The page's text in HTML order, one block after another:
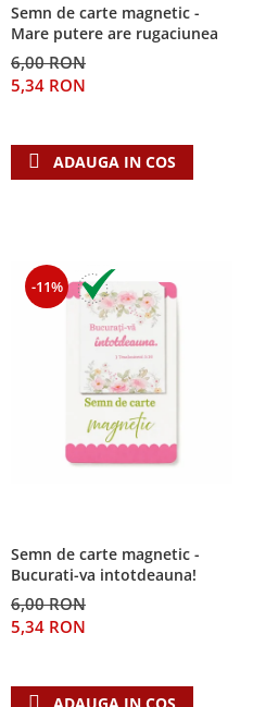
Semn de carte magnetic -
Mare putere are rugaciunea
6,00 RON
5,34 RON
ADAUGA IN COS
-11%
Semn de carte magnetic -
Bucurati-va intotdeauna!
6,00 RON
5,34 RON